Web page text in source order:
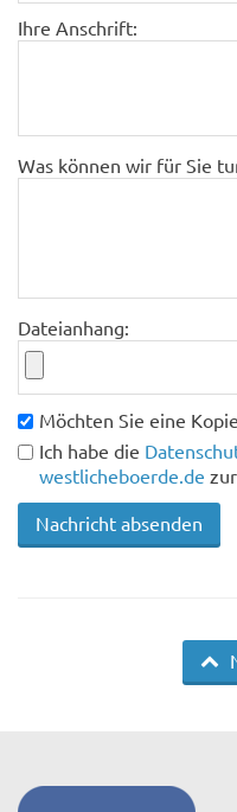
Ihre Anschrift:
Was können wir für Sie
Dateianhang:
Möchten Sie eine
Ich habe die
westlicheboerde.de